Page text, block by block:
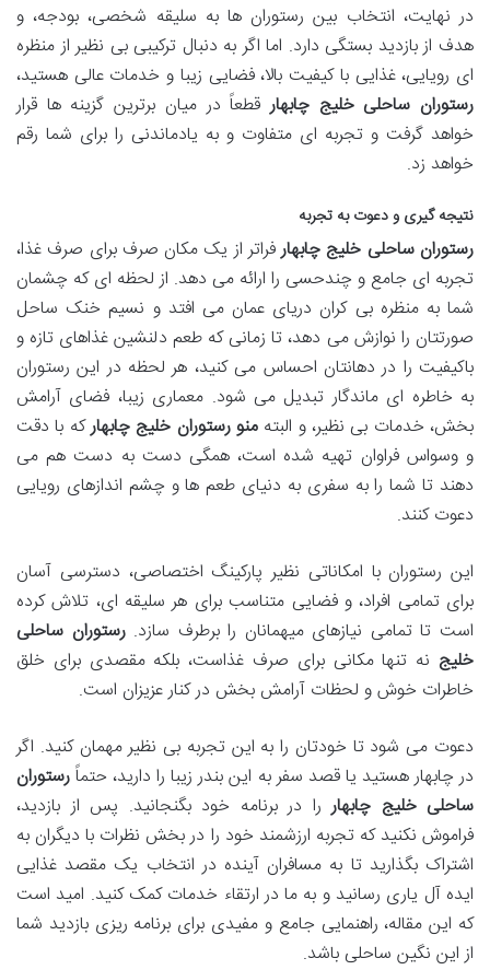
در نهایت، انتخاب بین رستوران ها به سلیقه شخصی، بودجه، و
هدف از بازدید بستگی دارد. اما اگر به دنبال ترکیبی بی نظیر از منظره
ای رویایی، غذایی با کیفیت بالا، فضایی زیبا و خدمات عالی هستید،
رستوران ساحلی خلیج چابهارقطعاً در میان برترین گزینه ها قرار
خواهد گرفت و تجربه ای متفاوت و به یادماندنی را برای شما رقم
خواهد زد.
نتیجه گیری و دعوت به تجربه
رستوران ساحلی خلیج چابهارفراتر از یک مکان صرف برای صرف غذا،
تجربه ای جامع و چندحسی را ارائه می دهد. از لحظه ای که چشمان
شما به منظره بی کران دریای عمان می افتد و نسیم خنک ساحل
صورتتان را نوازش می دهد، تا زمانی که طعم دلنشین غذاهای تازه و
باکیفیت را در دهانتان احساس می کنید، هر لحظه در این رستوران
به خاطره ای ماندگار تبدیل می شود. معماری زیبا، فضای آرامش
بخش، خدمات بی نظیر، و البته منو رستوران خلیج چابهارکه با دقت
و وسواس فراوان تهیه شده است، همگی دست به دست هم می
دهند تا شما را به سفری به دنیای طعم ها و چشم اندازهای رویایی
دعوت کنند.
این رستوران با امکاناتی نظیر پارکینگ اختصاصی، دسترسی آسان
برای تمامی افراد، و فضایی متناسب برای هر سلیقه ای، تلاش کرده
است تا تمامی نیازهای میهمانان را برطرف سازد.رستوران ساحلی
خلیج نه تنها مکانی برای صرف غذاست، بلکه مقصدی برای خلق
خاطرات خوش و لحظات آرامش بخش در کنار عزیزان است.
دعوت می شود تا خودتان را به این تجربه بی نظیر مهمان کنید. اگر
در چابهار هستید یا قصد سفر به این بندر زیبا را دارید، حتماًرستوران
ساحلی خلیج چابهاررا در برنامه خود بگنجانید. پس از بازدید،
فراموش نکنید که تجربه ارزشمند خود را در بخش نظرات با دیگران به
اشتراک بگذارید تا به مسافران آینده در انتخاب یک مقصد غذایی
ایده آل یاری رسانید و به ما در ارتقاء خدمات کمک کنید. امید است
که این مقاله، راهنمایی جامع و مفیدی برای برنامه ریزی بازدید شما
از این نگین ساحلی باشد.